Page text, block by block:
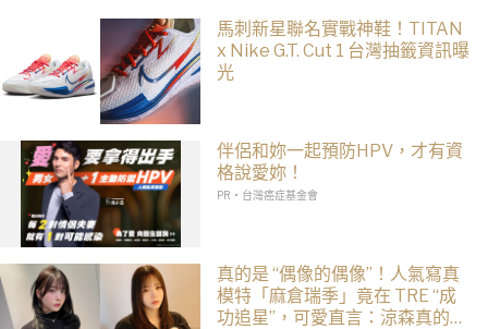
馬刺新星聯名實戰神鞋！TITAN
x Nike G.T. Cut 1 台灣抽籤資訊曝
光
伴侶和妳一起預防HPV，才有資
格說愛妳！
PR・台灣癌症基金會
真的是 “偶像的偶像”！人氣寫真
模特「麻倉瑞季」竟在 TRE “成
功追星”，可愛直言：涼森真的太